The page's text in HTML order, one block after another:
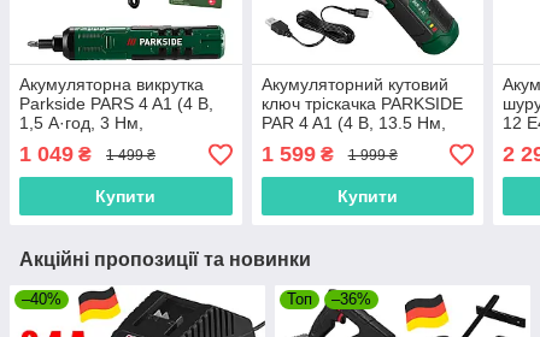
Акумуляторна викрутка
Parkside PARS 4 A1 (4 В,
1,5 А·год, 3 Нм,
Німеччина)
1 049 ₴ 1 499 ₴
Купити
Акумуляторний кутовий
ключ тріскачка PARKSIDE
PAR 4 A1 (4 В, 13.5 Нм,
1/4", Німеччина)
1 599₴ 1 999 ₴
Купити
12
2
Акційні пропозиції та новинки
–40% Топ –36%